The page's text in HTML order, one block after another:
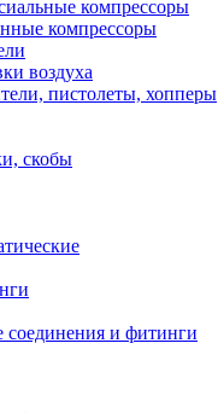
компрессоры
компрессоры
воздуха
пистолеты, хопперы
скобы
соединения и фитинги